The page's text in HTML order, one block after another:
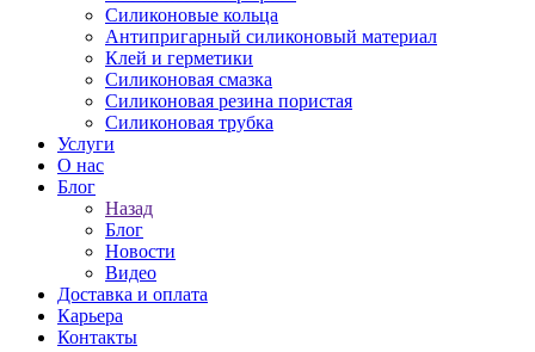
Силиконовые кольца
Антипригарный силиконовый материал
Клей и герметики
Силиконовая смазка
Силиконовая резина пористая
Силиконовая трубка
Услуги
О нас
Блог
Назад
Блог
Новости
Видео
Доставка и оплата
Карьера
Контакты